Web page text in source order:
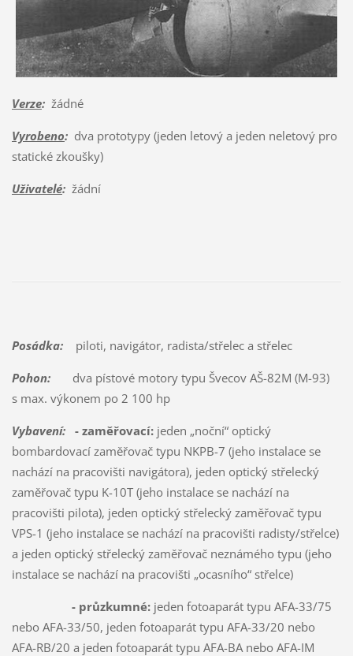
Verze:žádné
Vyrobeno:dva prototypy (jeden letový a jeden neletový pro
statické zkoušky)
Uživatelé:žádní
Posádka:piloti, navigátor, radista/střelec a střelec
Pohon:dva pístové motory typu Švecov AŠ-82M (M-93)
s max. výkonem po 2 100 hp
Vybavení: - zaměřovací:jeden „noční“ optický
bombardovací zaměřovač typu NKPB-7 (jeho instalace se
nachází na pracovišti navigátora), jeden optický střelecký
zaměřovač typu K-10T (jeho instalace se nachází na
pracovišti pilota), jeden optický střelecký zaměřovač typu
VPS-1 (jeho instalace se nachází na pracovišti radisty/střelce)
a jeden optický střelecký zaměřovač neznámého typu (jeho
instalace se nachází na pracovišti „ocasního“ střelce)
- průzkumné: jeden fotoaparát typu AFA-33/75
nebo AFA-33/50, jeden fotoaparát typu AFA-33/20 nebo
AFA-RB/20 a jeden fotoaparát typu AFA-BA nebo AFA-IM